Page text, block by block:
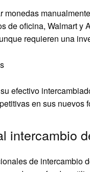
monedas
de oficina, Walmart y
requieren una
efectivo
en sus nuevos
intercambio
de intercambio